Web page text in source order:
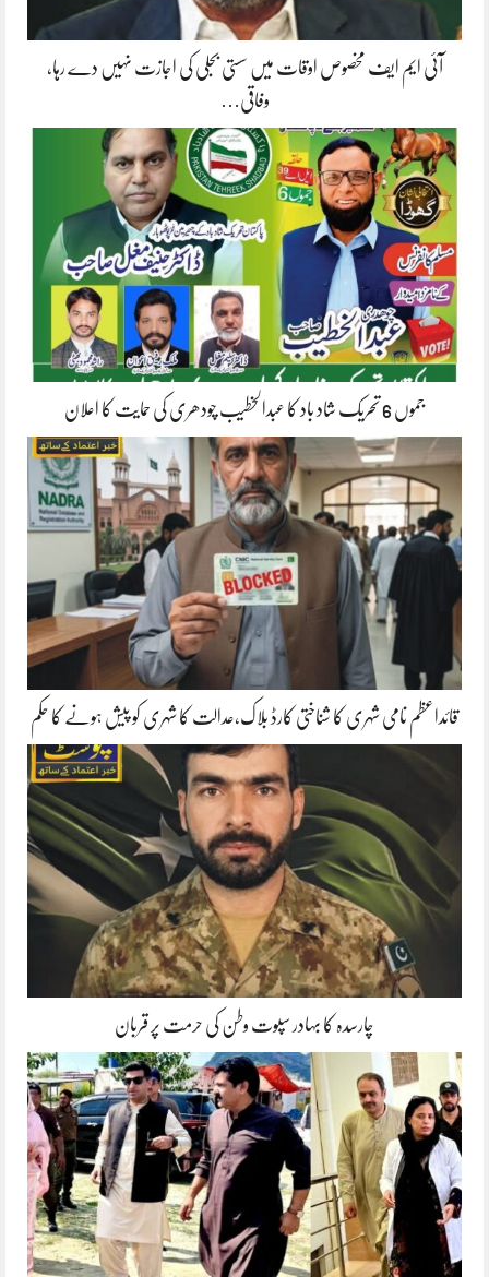
آئی ایم ایف مخصوص اوقات میں سستی بجلی کی اجازت نہیں دے رہا،
وفاقی…
جموں 6 تحریک شاد باد کا عبدالخطیب چودھری کی حمایت کا اعلان
قائداعظم نامی شہری کا شناختی کارڈ بلاک،عدالت کا شہری کو پیش ہونے کا حکم
چارسدہ کا بہادر سپوت وطن کی حرمت پر قربان